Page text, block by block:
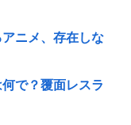
アニメ、存在しな
で？覆面レスラ